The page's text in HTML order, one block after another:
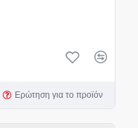
Ερώτηση για το προϊόν